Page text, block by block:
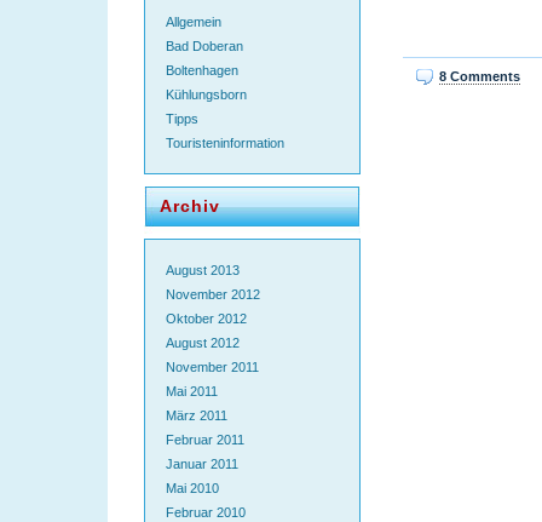
Allgemein
Bad Doberan
Boltenhagen
Kühlungsborn
Tipps
Touristeninformation
Archiv
August 2013
November 2012
Oktober 2012
August 2012
November 2011
Mai 2011
März 2011
Februar 2011
Januar 2011
Mai 2010
Februar 2010
8 Comments